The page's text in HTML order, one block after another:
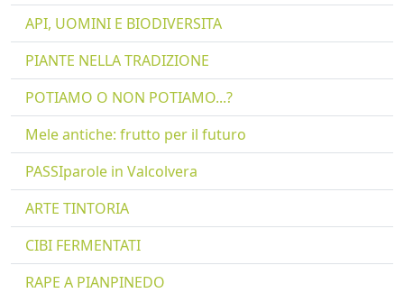
API, UOMINI E BIODIVERSITA
PIANTE NELLA TRADIZIONE
POTIAMO O NON POTIAMO...?
Mele antiche: frutto per il futuro
PASSIparole in Valcolvera
ARTE TINTORIA
CIBI FERMENTATI
RAPE A PIANPINEDO